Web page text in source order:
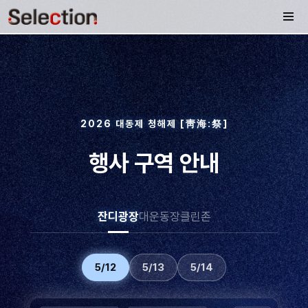
2026 대동제 청해제 [靑海:祭]
행사 구역 안내
잔디광장대운동장클린존
5/12 5/13 5/14